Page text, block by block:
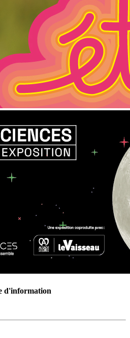
d'information